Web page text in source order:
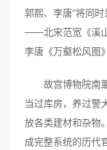
郭熙、李唐”将同
——北宋范宽《溪
李唐《万壑松风图
故宫博物院南薰
当过库房，养过警
放各类建材和杂物
成完整系统的历代